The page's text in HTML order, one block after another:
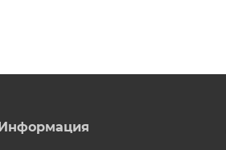
Информация